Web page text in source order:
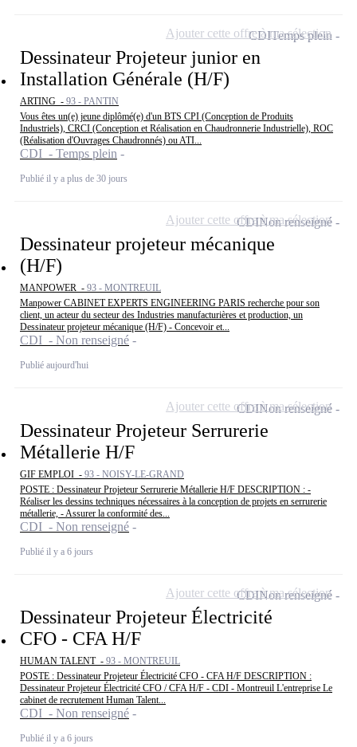
Dessinateur Projeteur junior en
Installation Générale (H/F)
ARTING - 93 - PANTIN
Vous êtes un(e) jeune diplômé(e) d'un BTS CPI (Conception de Produits
Industriels), CRCI (Conception et Réalisation en Chaudronnerie Industrielle), ROC
(Réalisation d'Ouvrages Chaudronnés) ou ATI...
CDI - Temps plein
Publié il y a plus de 30 jours
CDITemps plein
Ajouter cette offre à ma sélection
Dessinateur projeteur mécanique
(H/F)
MANPOWER - 93 - MONTREUIL
Manpower CABINET EXPERTS ENGINEERING PARIS recherche pour son
client, un acteur du secteur des Industries manufacturières et production, un
Dessinateur projeteur mécanique (H/F) - Concevoir et...
CDI - Non renseigné
Publié aujourd'hui
CDINon renseigné
Ajouter cette offre à ma sélection
Dessinateur Projeteur Serrurerie
Métallerie H/F
GIF EMPLOI - 93 - NOISY-LE-GRAND
POSTE : Dessinateur Projeteur Serrurerie Métallerie H/F DESCRIPTION : -
Réaliser les dessins techniques nécessaires à la conception de projets en serrurerie
métallerie, - Assurer la conformité des...
CDI - Non renseigné
Publié il y a 6 jours
CDINon renseigné
Ajouter cette offre à ma sélection
Dessinateur Projeteur Électricité
CFO - CFA H/F
HUMAN TALENT - 93 - MONTREUIL
POSTE : Dessinateur Projeteur Électricité CFO - CFA H/F DESCRIPTION :
Dessinateur Projeteur Électricité CFO / CFA H/F - CDI - Montreuil L'entreprise Le
cabinet de recrutement Human Talent...
CDI - Non renseigné
Publié il y a 6 jours
CDINon renseigné
Ajouter cette offre à ma sélection